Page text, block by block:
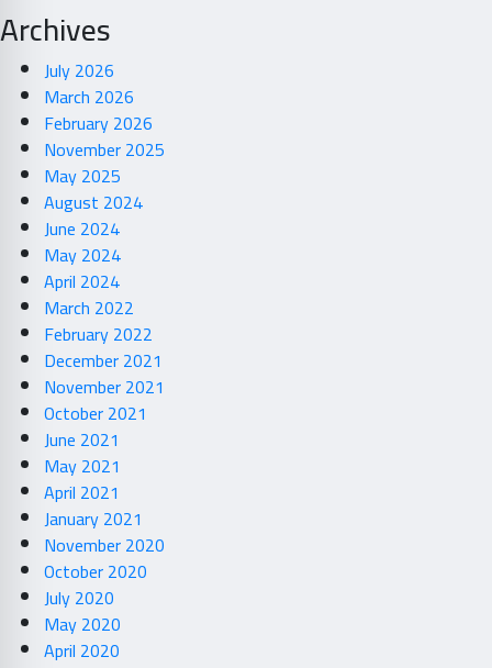
Archives
July 2026
March 2026
February 2026
November 2025
May 2025
August 2024
June 2024
May 2024
April 2024
March 2022
February 2022
December 2021
November 2021
October 2021
June 2021
May 2021
April 2021
January 2021
November 2020
October 2020
July 2020
May 2020
April 2020